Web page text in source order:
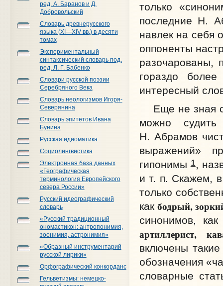
ред. А. Баранов и Д.
Добровольский
Словарь древнерусского
языка (XI—XIV вв.) в десяти
томах
Экспериментальный
синтаксический словарь под.
ред. Л. Г. Бабенко
Словари русской поэзии
Серебряного Века
Словарь неологизмов Игоря-
Северянина
Словарь эпитетов Ивана
Бунина
Русская идиоматика
Социолингвистика
Электронная база данных
«Географическая
терминология Европейского
севера России»
Русский идеографический
словарь
«Русский традиционный
ономастикон: антропонимия,
зоонимия, астронимия»
«Образный инструментарий
русской лирики»
Орфографический конкорданс
Гельветизмы: немецко-
только
последние Н.
навлек на себя
оппоненты
разочарованы,
гораздо
интересный
Еще не зная
можно
Н. Абрамов
выражений»
гипонимы1,
и т. п. Скажем,
только
как бодрый,
синонимов,
артиллерист,
включены
обозначения
словарные